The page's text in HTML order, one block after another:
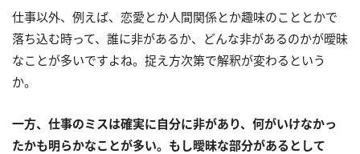
仕事以外、例えば、恋愛とか人間関係とか趣味のこととかで
落ち込む時って、誰に非があるか、どんな非があるのかが曖昧
なことが多いですよね。捉え方次第で解釈が変わるという
か。
一方、仕事のミスは確実に自分に非があり、何がいけなかっ
たかも明らかなことが多い。もし曖昧な部分があるとして